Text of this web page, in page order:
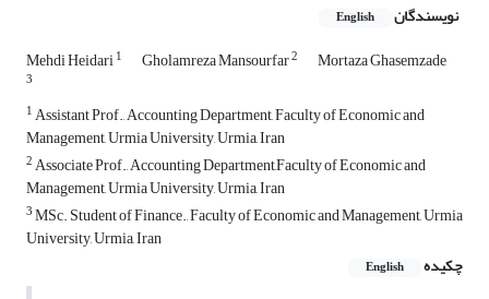
نویسندگان English
Mehdi Heidari1 Gholamreza Mansourfar2 Mortaza Ghasemzade
3
1Assistant Prof., Accounting Department, Faculty of Economic and
Management, Urmia University, Urmia, Iran
2Associate Prof., Accounting Department,Faculty of Economic and
Management, Urmia University, Urmia, Iran
3MSc. Student of Finance., Faculty of Economic and Management, Urmia
University, Urmia, Iran
چکیده
English